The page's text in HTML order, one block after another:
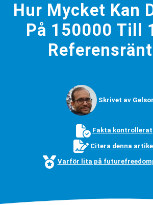
Hur Mycket Kan
På 150000 Till
Skrivet av
Fakta kontrollerat
Citera denna
Varför lita på